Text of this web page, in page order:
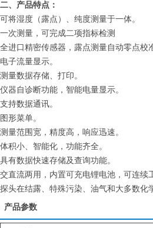
二、产品特点：
可将湿度（露点）、纯度测量于一体。
一次测量，可完成二项指标检测
全进口精密传感器，露点测量自动零点校
电子流量显示。
测量数据存储、打印。
仪器自诊断功能，智能电量显示。
支持数据通讯。
图形菜单。
测量范围宽，精度高，响应迅速。
体积小、智能化，功能齐全。
具有数据快速存储及查询功能。
交直流两用，内置可充电锂电池，可连续
探头在结露、特殊污染、油气和大多数化
产品参数